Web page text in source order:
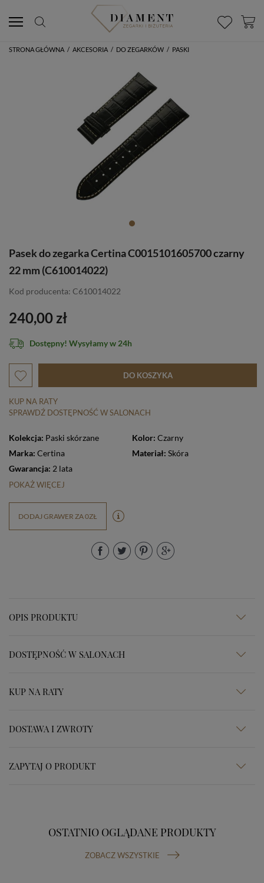
STRONA GŁÓWNA / AKCESORIA / DO ZEGARKÓW / PASKI
Pasek do zegarka Certina C0015101605700 czarny
22 mm (C610014022)
Kod producenta: C610014022
240,00 zł
Dostępny! Wysyłamy w 24h
DO KOSZYKA
KUP NA RATY
SPRAWDŹ DOSTĘPNOŚĆ W SALONACH
Kolekcja: Paski skórzane Kolor: Czarny
Marka: Certina Materiał: Skóra
Gwarancja: 2 lata
POKAŻ WIĘCEJ
DODAJ GRAWER ZA 0ZŁ
OPIS PRODUKTU
DOSTĘPNOŚĆ W SALONACH
KUP NA RATY
DOSTAWA I ZWROTY
ZAPYTAJ O PRODUKT
OSTATNIO OGLĄDANE PRODUKTY
ZOBACZ WSZYSTKIE